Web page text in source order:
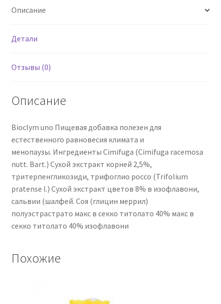
Описание
Детали
Отзывы (0)
Описание
Bioclym uno Пищевая добавка полезен для
естественного равновесия климата и
менопаузы. Ингредиенты Cimifuga (Cimifuga racemosa
nutt. Bart.) Сухой экстракт корней 2,5%,
тритерпенгликозиди, трифоглио россо (Trifolium
pratense l.) Сухой экстракт цветов 8% в изофлавони,
сальвии (шалфей. Соя (глицин меррил)
полуэстрастрато макс в секко титолато 40% макс в
секко титолато 40% изофлавони
Похожие